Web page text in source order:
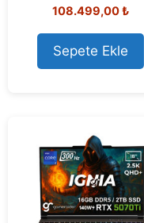
o
t
o
f
5
108.499,00₺
Sepete Ekle